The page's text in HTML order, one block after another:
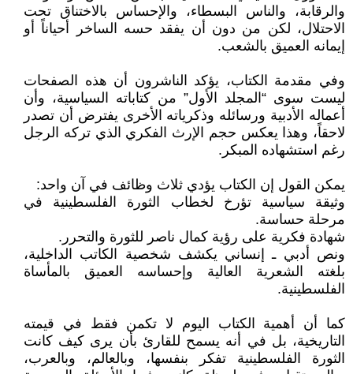
والرقابة، والناس البسطاء، والإحساس بالاختناق تحت
الاحتلال، لكن من دون أن يفقد حسه الساخر أحياناً أو
إيمانه العميق بالشعب.
وفي مقدمة الكتاب، يؤكد الناشرون أن هذه الصفحات
ليست سوى “المجلد الأول” من كتاباته السياسية، وأن
أعماله الأدبية ورسائله وذكرياته الأخرى يفترض أن تصدر
لاحقاً، وهذا يعكس حجم الإرث الفكري الذي تركه الرجل
رغم استشهاده المبكر.
يمكن القول إن الكتاب يؤدي ثلاث وظائف في آن واحد:
وثيقة سياسية تؤرخ لخطاب الثورة الفلسطينية في
مرحلة حساسة.
شهادة فكرية على رؤية كمال ناصر للثورة والتحرر.
ونص أدبي ـ إنساني يكشف شخصية الكاتب الداخلية،
بلغته الشعرية العالية وإحساسه العميق بالمأساة
الفلسطينية.
كما أن أهمية الكتاب اليوم لا تكمن فقط في قيمته
التاريخية، بل في أنه يسمح للقارئ بأن يرى كيف كانت
الثورة الفلسطينية تفكر بنفسها، وبالعالم، وبالعرب،